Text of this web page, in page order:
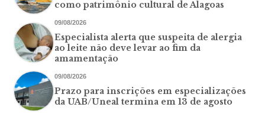
como patrimônio cultural de Alagoas
09/08/2026
Especialista alerta que suspeita de alergia
ao leite não deve levar ao fim da
amamentação
09/08/2026
Prazo para inscrições em especializações
da UAB/Uneal termina em 13 de agosto